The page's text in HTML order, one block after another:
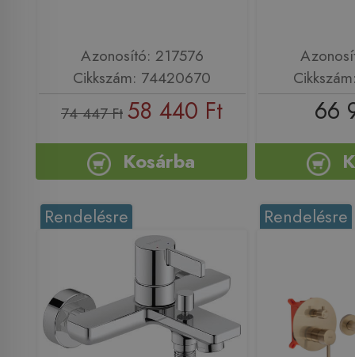
Azonosító: 217576
Cikkszám: 74420670
74 447 Ft 58 440 Ft
Kosárba
66
Rendelésre Rendelésre